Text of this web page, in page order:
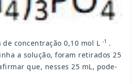
concentração 0,10 mol L -1 .
a solução, foram retirados 25
que, nesses 25 mL, pode-